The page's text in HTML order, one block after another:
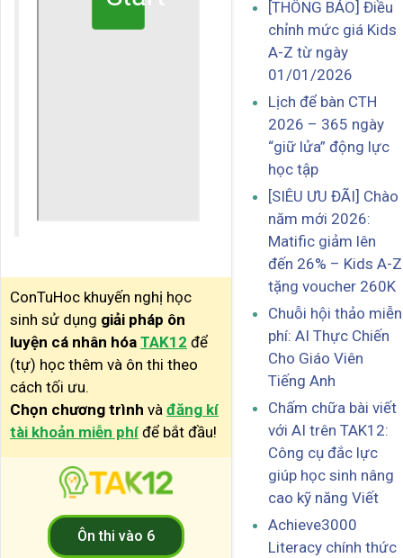
ConTuHoc khuyến nghị học
sinh sử dụng giải pháp ôn
luyện cá nhân hóa TAK12 để
(tự) học thêm và ôn thi theo
cách tối ưu.
Chọn chương trình và đăng kí
tài khoản miễn phí để bắt đầu!
Ôn thi vào 6
[THÔNG BÁO] Điều
chỉnh mức giá Kids
A-Z từ ngày
01/01/2026
Lịch để bàn CTH
2026 – 365 ngày
“giữ lửa” động lực
học tập
[SIÊU ƯU ĐÃI] Chào
năm mới 2026:
Matific giảm lên
đến 26% – Kids A-Z
tặng voucher 260K
Chuỗi hội thảo miễn
phí: AI Thực Chiến
Cho Giáo Viên
Tiếng Anh
Chấm chữa bài viết
với AI trên TAK12:
Công cụ đắc lực
giúp học sinh nâng
cao kỹ năng Viết
Achieve3000
Literacy chính thức